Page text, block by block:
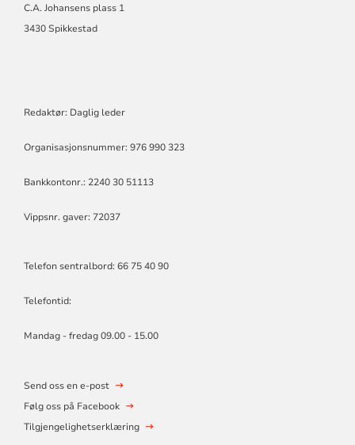
C.A. Johansens plass 1
3430 Spikkestad
Redaktør: Daglig leder
Organisasjonsnummer: 976 990 323
Bankkontonr.: 2240 30 51113
Vippsnr. gaver: 72037
Telefon sentralbord: 66 75 40 90
Telefontid:
Mandag - fredag 09.00 - 15.00
Send oss en e-post
Følg oss på Facebook
Tilgjengelighetserklæring